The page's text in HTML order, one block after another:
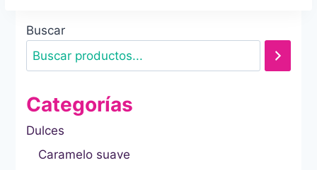
Buscar
Categorías
Dulces
Caramelo suave